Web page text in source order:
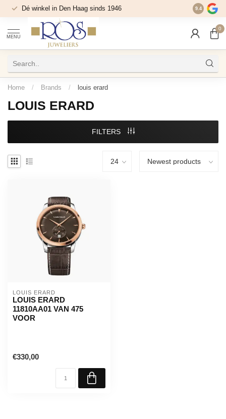
Dé winkel in Den Haag sinds 1946 9.4
MENU
0
Home / Brands / louis erard
LOUIS ERARD
FILTERS
LOUIS ERARD
LOUIS ERARD
11810AA01 VAN 475
VOOR
€330,00